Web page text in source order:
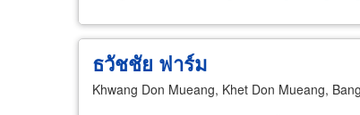
ธวัชชัย ฟาร์ม
Khwang Don Mueang, Khet Don Mueang,